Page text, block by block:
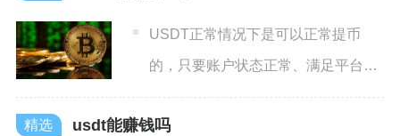
USDT正常情况下是可以正常提币
的，只要账户状态正常、满足平台基
础规则，就能将交易所内的U
usdt能赚钱吗